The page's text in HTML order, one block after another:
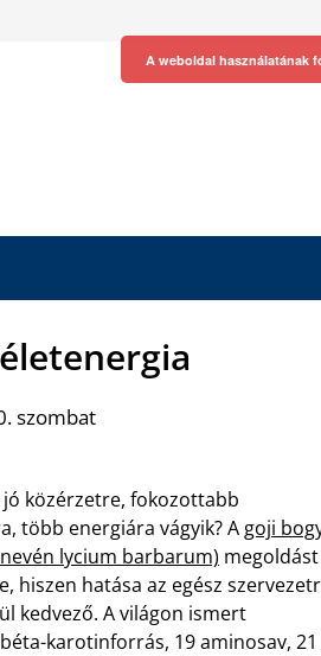
szombat
közérzetre, fokozottabb
több energiára vágyik? A goji
lycium barbarum) megoldást
hiszen hatása az egész
kedvező. A világon ismert
karotinforrás, 19 aminosav, 21
A weboldal használatának